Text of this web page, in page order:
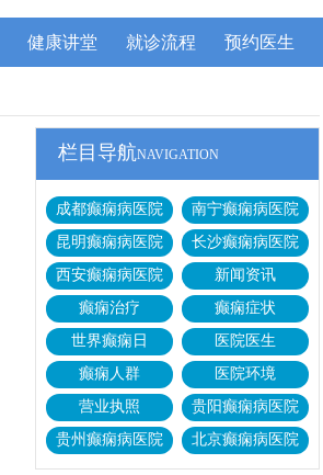
健康讲堂 就诊流程 预约医生
栏目导航NAVIGATION
成都癫痫病医院
南宁癫痫病医院
昆明癫痫病医院
长沙癫痫病医院
西安癫痫病医院
新闻资讯
癫痫治疗
癫痫症状
世界癫痫日
医院医生
癫痫人群
医院环境
营业执照
贵阳癫痫病医院
贵州癫痫病医院
北京癫痫病医院